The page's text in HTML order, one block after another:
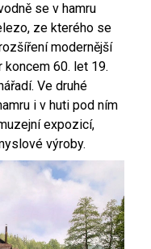
se v hamru
ze kterého se
modernější
60. let 19.
Ve druhé
i v huti pod ním
expozicí,
výroby.